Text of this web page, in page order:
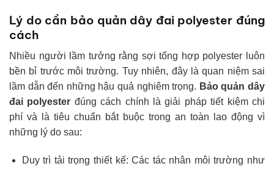
Lý do cần bảo quản dây đai polyester đúng
cách
Nhiều người lầm tưởng rằng sợi tổng hợp polyester luôn
bền bỉ trước môi trường. Tuy nhiên, đây là quan niệm sai
lầm dẫn đến những hậu quả nghiêm trọng. Bảo quản dây
đai polyester đúng cách chính là giải pháp tiết kiệm chi
phí và là tiêu chuẩn bắt buộc trong an toàn lao động vì
những lý do sau:
Duy trì tải trọng thiết kế: Các tác nhân môi trường như